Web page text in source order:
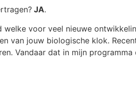
JA.
voor veel nieuwe
van jouw biologische klok.
Vandaar dat in mijn